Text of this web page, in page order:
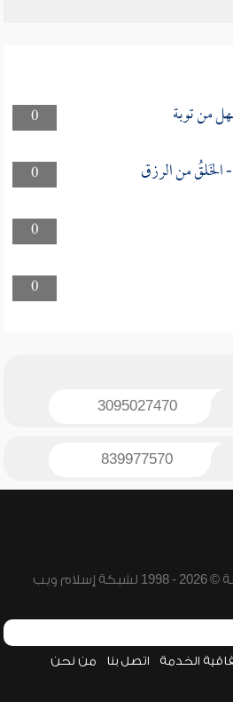
0 من توبة
0
0
0
3095027470
839977570
ويب
الخدمة اتصل بنا من نحن